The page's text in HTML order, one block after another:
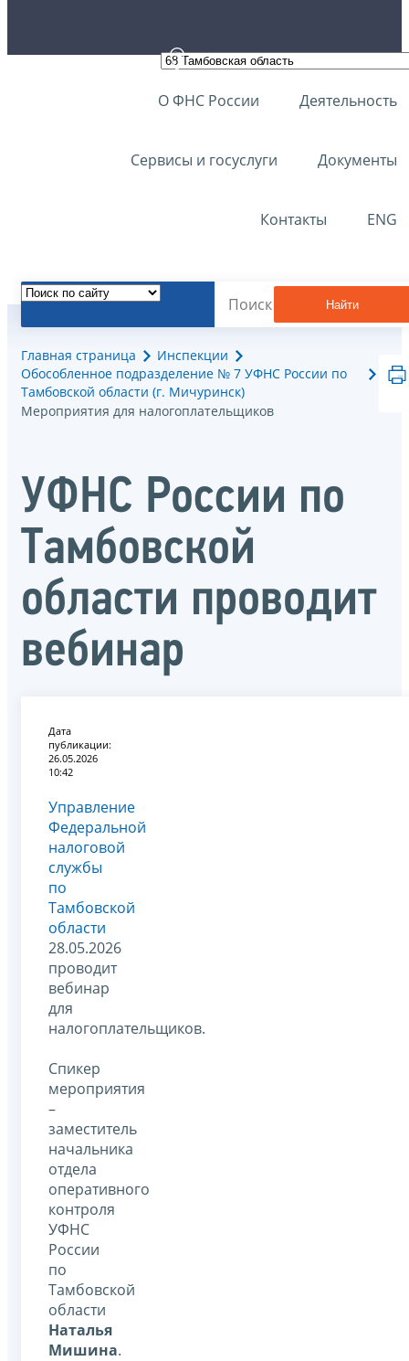
О ФНС России Деятельность
Сервисы и госуслуги Документы
Контакты ENG
Найти
Главная страница
Инспекции
Обособленное подразделение № 7 УФНС России по
Тамбовской области (г. Мичуринск)
Мероприятия для налогоплательщиков
УФНС России по
Тамбовской
области проводит
вебинар
Дата
публикации:
26.05.2026
10:42
Управление
Федеральной
налоговой
службы
по
Тамбовской
области
28.05.2026
проводит
вебинар
для
налогоплательщиков.
Спикер
мероприятия
–
заместитель
начальника
отдела
оперативного
контроля
УФНС
России
по
Тамбовской
области
Наталья
Мишина.